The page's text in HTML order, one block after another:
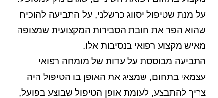
על מנת שטיפול יסווג כרשלני, על התביעה להוכיח
שהוא הפר את חובת הסבירות המקצועית שמצופה
מאיש מקצוע רפואי בנסיבות אלו.
התביעה מבוססת על עדות של מומחה רפואי
עצמאי בתחום, שמציג את האופן בו הטיפול היה
צריך להתבצע, לעומת אופן הטיפול שבוצע בפועל,